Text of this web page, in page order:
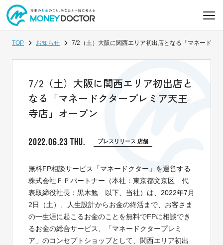
TOP お知らせ 7/2（土）大阪に関西エリア初出店となる「マネードク
7/2（土）大阪に関西エリア初出店と
なる「マネードクタープレミア天王
寺店」オープン
2022.06.23 THU. プレスリリース 店舗
無料FP相談サービス「マネードクター」を運営する
株式会社ＦＰパートナー（本社：東京都文京区 代
表取締役社長：黒木勉 以下、当社）は、2022年7月
2日（土）、人生設計からお金の終活まで、お客さま
の一生涯に起こるお金のことを無料でFPに相談でき
るお金の総合サービス、「マネードクタープレミ
ア」のコンセプトショップとして、関西エリア初出